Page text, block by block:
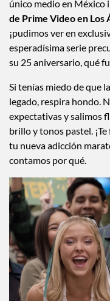
único medio en México
de Prime Video en Los
¡pudimos ver en
esperadísima serie
su 25 aniversario, qué
Si tenías miedo de que
legado, respira hondo.
expectativas y salimos
brillo y tonos pastel.
tu nueva adicción
contamos por qué.